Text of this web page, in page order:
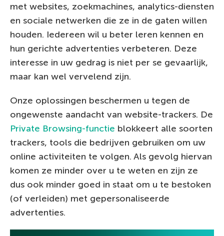
met websites, zoekmachines, analytics-diensten
en sociale netwerken die ze in de gaten willen
houden. Iedereen wil u beter leren kennen en
hun gerichte advertenties verbeteren. Deze
interesse in uw gedrag is niet per se gevaarlijk,
maar kan wel vervelend zijn.
Onze oplossingen beschermen u tegen de
ongewenste aandacht van website-trackers. De
Private Browsing-functie blokkeert alle soorten
trackers, tools die bedrijven gebruiken om uw
online activiteiten te volgen. Als gevolg hiervan
komen ze minder over u te weten en zijn ze
dus ook minder goed in staat om u te bestoken
(of verleiden) met gepersonaliseerde
advertenties.